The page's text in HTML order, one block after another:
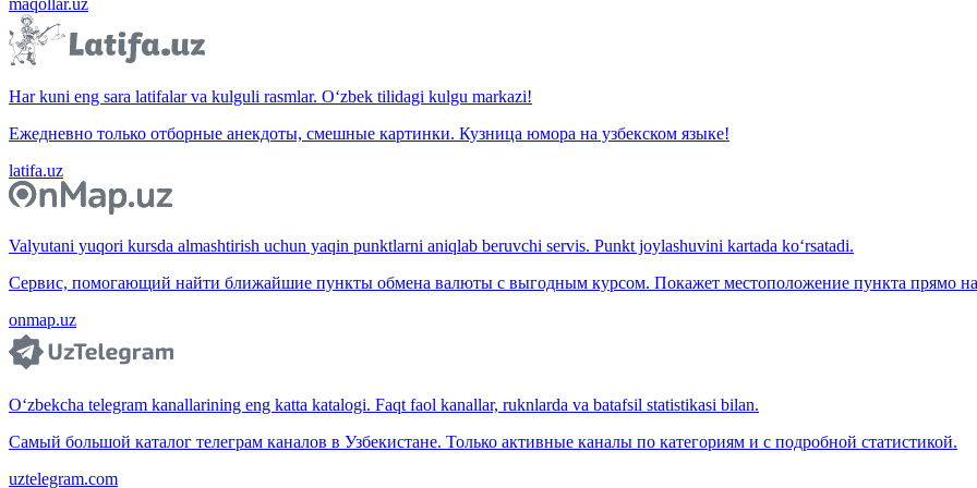
maqollar.uz
Har kuni eng sara latifalar va kulguli rasmlar. O‘zbek tilidagi kulgu markazi!
Ежедневно только отборные анекдоты, смешные картинки. Кузница юмора на узбекском языке!
latifa.uz
Valyutani yuqori kursda almashtirish uchun yaqin punktlarni aniqlab beruvchi servis. Punkt joylashuvini kartada ko‘rsatadi.
Сервис, помогающий найти ближайшие пункты обмена валюты с выгодным курсом. Покажет местоположение пункта прямо на
onmap.uz
O‘zbekcha telegram kanallarining eng katta katalogi. Faqt faol kanallar, ruknlarda va batafsil statistikasi bilan.
Самый большой каталог телеграм каналов в Узбекистане. Только активные каналы по категориям и с подробной статистикой.
uztelegram.com